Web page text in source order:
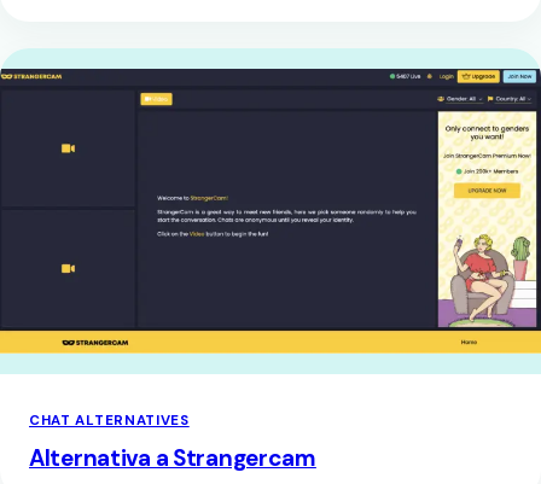
CHAT ALTERNATIVES
Alternativa a Strangercam